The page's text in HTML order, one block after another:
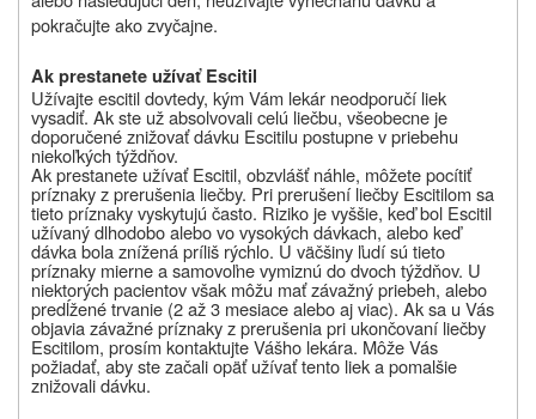
pokračujte ako zvyčajne.
Ak prestanete užívať Escitil
Užívajte escitil dovtedy, kým Vám lekár neodporučí liek
vysadiť. Ak ste už absolvovali celú liečbu, všeobecne je
doporučené znižovať dávku Escitilu postupne v priebehu
niekoľkých týždňov.
Ak prestanete užívať Escitil, obzvlášť náhle, môžete pocítiť
príznaky z prerušenia liečby. Pri prerušení liečby Escitilom sa
tieto príznaky vyskytujú často. Riziko je vyššie, keď bol Escitil
užívaný dlhodobo alebo vo vysokých dávkach, alebo keď
dávka bola znížená príliš rýchlo. U väčšiny ľudí sú tieto
príznaky mierne a samovoľne vymiznú do dvoch týždňov. U
niektorých pacientov však môžu mať závažný priebeh, alebo
predĺžené trvanie (2 až 3 mesiace alebo aj viac). Ak sa u Vás
objavia závažné príznaky z prerušenia pri ukončovaní liečby
Escitilom, prosím kontaktujte Vášho lekára. Môže Vás
požiadať, aby ste začali opäť užívať tento liek apomalšie
znižovali dávku.